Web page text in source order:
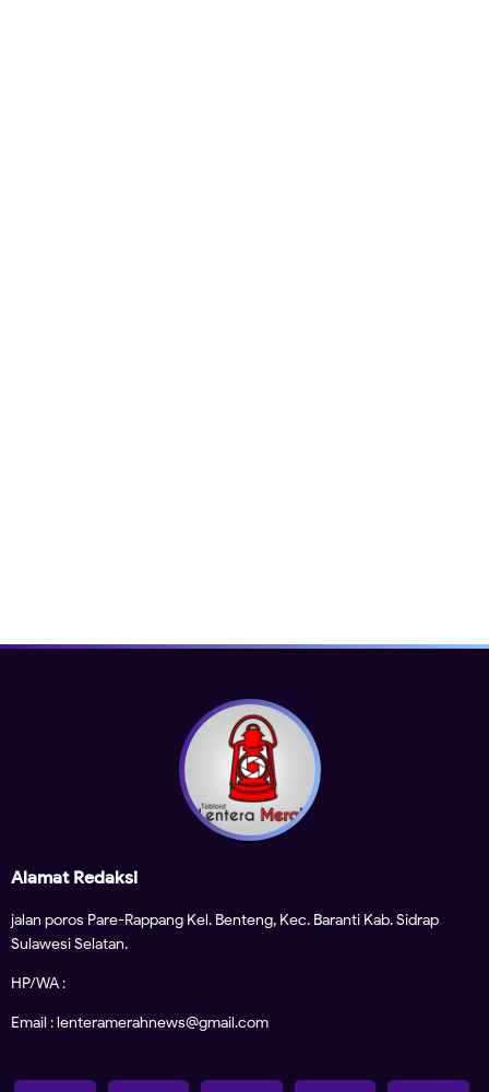
Alamat Redaksi
jalan poros Pare-Rappang Kel. Benteng, Kec. Baranti Kab. Sidrap
Sulawesi Selatan.
HP/WA :
Email : lenteramerahnews@gmail.com